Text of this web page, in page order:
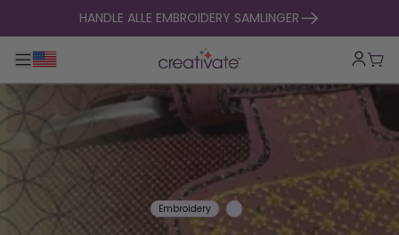
hopp til innholdHANDLE ALLE EMBROIDERY SAMLINGER
Veksle hovednavigasjon
Embroidery